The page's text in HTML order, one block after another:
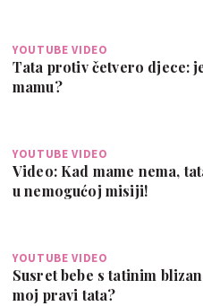
YOUTUBE VIDEO
Tata protiv četvero djece:
mamu?
YOUTUBE VIDEO
Video: Kad mame nema,
u nemogućoj misiji!
YOUTUBE VIDEO
Susret bebe s tatinim
moj pravi tata?